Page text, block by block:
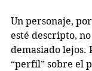
Un personaje,
esté descripto,
demasiado lejos.
“perfil” sobre el